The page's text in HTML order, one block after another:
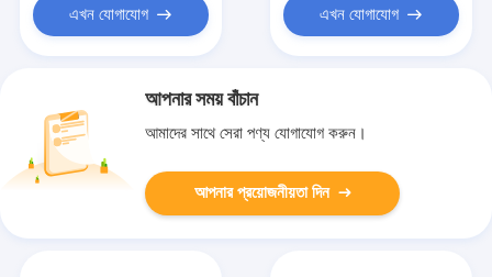
এখন যোগাযোগ এখন যোগাযোগ
আপনার সময় বাঁচান
আমাদের সাথে সেরা পণ্য যোগাযোগ করুন।
আপনার প্রয়োজনীয়তা দিন